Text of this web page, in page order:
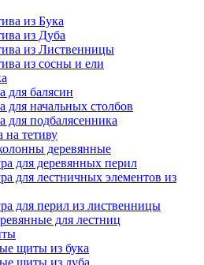
из Бука
из Дуба
из Лиственницы
из сосны и ели
для балясин
для начальных столбов
для подбалясенника
на тетиву
деревянные
для деревянных перил
для лестничных элементов из
для перил из лиственницы
для лестниц
щиты из бука
щиты из дуба